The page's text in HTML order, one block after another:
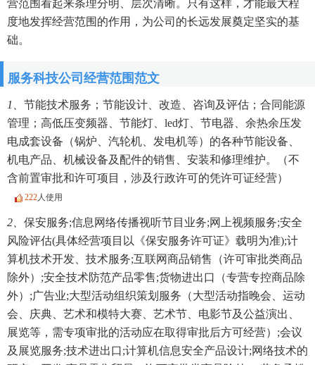
营范围看起来条理分明、层次清晰。只有这样，才能最大程
度地发挥经营范围的作用，为公司的长远发展奠定坚实的基
础。
服务科技公司经营范围范文
1、 节能技术服务；节能设计、改造、咨询及评估；合同能源
管理；高低压变频器、节能灯、led灯、节电器、余热余压发
电成套设备（锅炉、汽轮机、发电机等）的各种节能设备、
机电产品、机械设备及配件的销售、安装和修理维护。（不
含前置审批和许可项目，涉及行政许可的凭许可证经营）
222人使用
2、 保安服务;信息网络传播视听节目业务;网上视频服务;安全
风险评估(具体经营项目以《保安服务许可证》载明为准);计
算机技术开发、技术服务;互联网商品销售（许可审批类商品
除外）;安全技术防范产品零售;货物进出口（专营专控商品除
外）;广告业;大型活动组织策划服务（大型活动指晚会、运动
会、庆典、艺术和模特大赛、艺术节、电影节及公益演出、
展览等，需专项审批的活动应在取得审批后方可经营）;会议
及展览服务;技术进出口;计算机信息安全产品设计;网络技术的